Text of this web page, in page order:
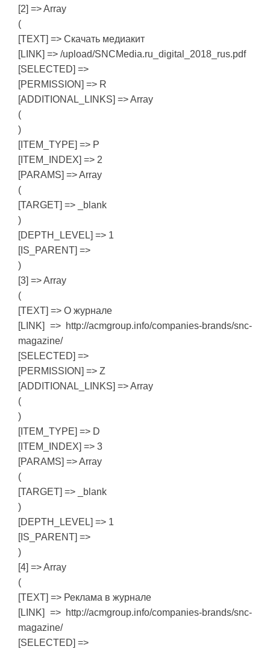
[2] => Array
(
[TEXT] => Скачать медиакит
[LINK] => /upload/SNCMedia.ru_digital_2018_rus.pdf
[SELECTED] =>
[PERMISSION] => R
[ADDITIONAL_LINKS] => Array
(
)
[ITEM_TYPE] => P
[ITEM_INDEX] => 2
[PARAMS] => Array
(
[TARGET] => _blank
)
[DEPTH_LEVEL] => 1
[IS_PARENT] =>
)
[3] => Array
(
[TEXT] => О журнале
[LINK] => http://acmgroup.info/companies-brands/snc-
magazine/
[SELECTED] =>
[PERMISSION] => Z
[ADDITIONAL_LINKS] => Array
(
)
[ITEM_TYPE] => D
[ITEM_INDEX] => 3
[PARAMS] => Array
(
[TARGET] => _blank
)
[DEPTH_LEVEL] => 1
[IS_PARENT] =>
)
[4] => Array
(
[TEXT] => Реклама в журнале
[LINK] => http://acmgroup.info/companies-brands/snc-
magazine/
[SELECTED] =>